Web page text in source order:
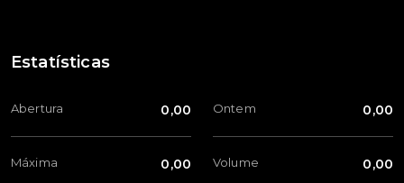
Estatísticas
Abertura 0,00
Máxima 0,00
Ontem 0,00
Volume 0,00